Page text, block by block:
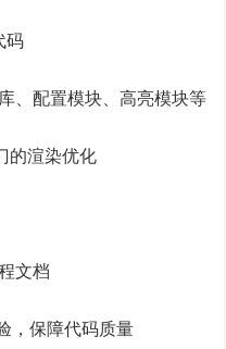
码
、配置模块、高亮模块等
的渲染优化
文档
，保障代码质量